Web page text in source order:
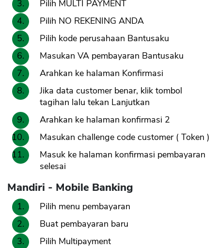
Pilih MULTI PAYMENT
Pilih NO REKENING ANDA
Pilih kode perusahaan Bantusaku
Masukan VA pembayaran Bantusaku
Arahkan ke halaman Konfirmasi
Jika data customer benar, klik tombol
tagihan lalu tekan Lanjutkan
Arahkan ke halaman konfirmasi 2
Masukan challenge code customer ( Token )
Masuk ke halaman konfirmasi pembayaran
selesai
Mandiri - Mobile Banking
Pilih menu pembayaran
Buat pembayaran baru
Pilih Multipayment